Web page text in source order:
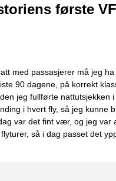
første
med passasjerer må jeg
90 dagene, på korrekt
jeg fullførte nattutsjekken i
i hvert fly, så jeg kunne
var det fint vær, og jeg var
så i dag passet det